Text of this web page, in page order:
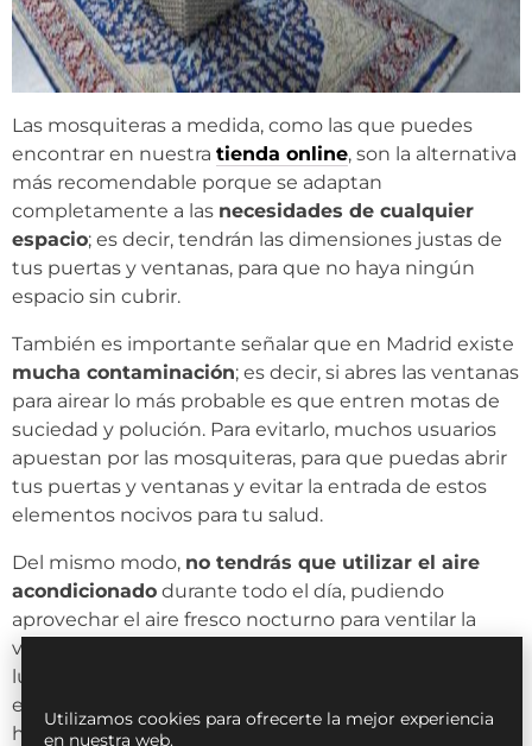
Las mosquiteras a medida, como las que puedes
encontrar en nuestra tienda online, son la alternativa
más recomendable porque se adaptan
completamente a las necesidades de cualquier
espacio; es decir, tendrán las dimensiones justas de
tus puertas y ventanas, para que no haya ningún
espacio sin cubrir.
También es importante señalar que en Madrid existe
mucha contaminación; es decir, si abres las ventanas
para airear lo más probable es que entren motas de
suciedad y polución. Para evitarlo, muchos usuarios
apuestan por las mosquiteras, para que puedas abrir
tus puertas y ventanas y evitar la entrada de estos
elementos nocivos para tu salud.
Del mismo modo, no tendrás que utilizar el aire
acondicionado durante todo el día, pudiendo
aprovechar el aire fresco nocturno para ventilar la
vivienda; de esta forma, ahorrarás en la factura de la
luz y ayudarás a mejorar el medio ambiente. Además,
evitarás la entrada directa de los rayos solares en tu
hogar, manteniendo el color y el buen estado de tus
Utilizamos cookies para ofrecerte la mejor experiencia
en nuestra web.